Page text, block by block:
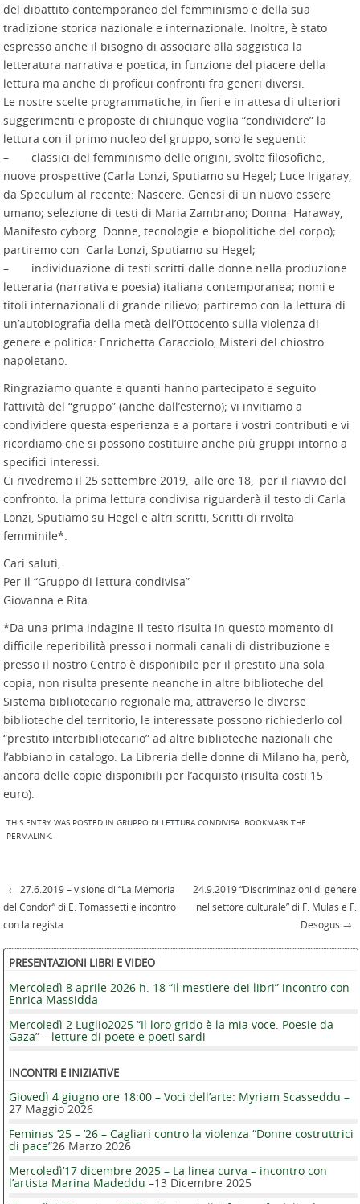
del dibattito contemporaneo del femminismo e della sua
tradizione storica nazionale e internazionale. Inoltre, è stato
espresso anche il bisogno di associare alla saggistica la
letteratura narrativa e poetica, in funzione del piacere della
lettura ma anche di proficui confronti fra generi diversi.
Le nostre scelte programmatiche, in fieri e in attesa di ulteriori
suggerimenti e proposte di chiunque voglia “condividere” la
lettura con il primo nucleo del gruppo, sono le seguenti:
– classici del femminismo delle origini, svolte filosofiche,
nuove prospettive (Carla Lonzi, Sputiamo su Hegel; Luce Irigaray,
da Speculum al recente: Nascere. Genesi di un nuovo essere
umano; selezione di testi di Maria Zambrano; Donna Haraway,
Manifesto cyborg. Donne, tecnologie e biopolitiche del corpo);
partiremo con Carla Lonzi, Sputiamo su Hegel;
– individuazione di testi scritti dalle donne nella produzione
letteraria (narrativa e poesia) italiana contemporanea; nomi e
titoli internazionali di grande rilievo; partiremo con la lettura di
un’autobiografia della metà dell’Ottocento sulla violenza di
genere e politica: Enrichetta Caracciolo, Misteri del chiostro
napoletano.
Ringraziamo quante e quanti hanno partecipato e seguito
l’attività del “gruppo” (anche dall’esterno); vi invitiamo a
condividere questa esperienza e a portare i vostri contributi e vi
ricordiamo che si possono costituire anche più gruppi intorno a
specifici interessi.
Ci rivedremo il 25 settembre 2019, alle ore 18, per il riavvio del
confronto: la prima lettura condivisa riguarderà il testo di Carla
Lonzi, Sputiamo su Hegel e altri scritti, Scritti di rivolta
femminile*.
Cari saluti,
Per il “Gruppo di lettura condivisa”
Giovanna e Rita
*Da una prima indagine il testo risulta in questo momento di
difficile reperibilità presso i normali canali di distribuzione e
presso il nostro Centro è disponibile per il prestito una sola
copia; non risulta presente neanche in altre biblioteche del
Sistema bibliotecario regionale ma, attraverso le diverse
biblioteche del territorio, le interessate possono richiederlo col
“prestito interbibliotecario” ad altre biblioteche nazionali che
l’abbiano in catalogo. La Libreria delle donne di Milano ha, però,
ancora delle copie disponibili per l’acquisto (risulta costi 15
euro).
THIS ENTRY WAS POSTED IN GRUPPO DI LETTURA CONDIVISA . BOOKMARK THE
PERMALINK
Post navigation
← 27.6.2019 – visione di “La Memoria
del Condor” di E. Tomassetti e incontro
con la regista
24.9.2019 “Discriminazioni di genere
nel settore culturale” di F. Mulas e F.
Desogus →
PRESENTAZIONI LIBRI E VIDEO
Mercoledì 8 aprile 2026 h. 18 “Il mestiere dei libri” incontro con
Enrica Massidda
Mercoledì 2 Luglio2025 “Il loro grido è la mia voce. Poesie da
Gaza” – letture di poete e poeti sardi
INCONTRI E INIZIATIVE
Giovedì 4 giugno ore 18:00 – Voci dell’arte: Myriam Scasseddu –
27 Maggio 2026
Feminas ’25 – ’26 – Cagliari contro la violenza “Donne costruttrici
di pace”26 Marzo 2026
Mercoledì’17 dicembre 2025 – La linea curva – incontro con
l’artista Marina Madeddu –13 Dicembre 2025